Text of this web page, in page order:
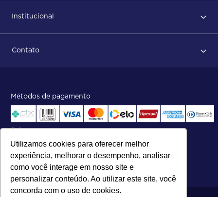
Utilizamos cookies para oferecer melhor
experiência, melhorar o desempenho, analisar
como você interage em nosso site e
personalizar conteúdo. Ao utilizar este site, você
concorda com o uso de cookies.
Após conclusão do pedido
Status do pedido e acompanhamento da entrega
Institucional
ISO
Contato
Central de atendimento:
Telefone:(27) 2121-9000
Segunda a Sexta das 8h às 17h30
Métodos de pagamento
Selos